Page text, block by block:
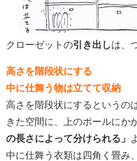
クローゼットの引き出しは、
高さを階段状にする
中に仕舞う物は立てて収納
高さを階段状にするというの
きた空間に、上のポールにか
の長さによって分けられる」
中に仕舞う衣類は四角く畳み